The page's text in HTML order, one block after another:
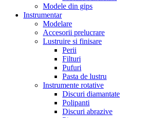
Modele din gips
Instrumentar
Modelare
Accesorii prelucrare
Lustruire si finisare
Perii
Filturi
Pufuri
Pasta de lustru
Instrumente rotative
Discuri diamantate
Polipanti
Discuri abrazive